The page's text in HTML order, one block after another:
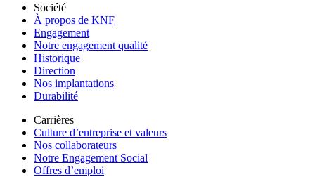
Société
À propos de KNF
Engagement
Notre engagement qualité
Historique
Direction
Nos implantations
Durabilité
Carrières
Culture d’entreprise et valeurs
Nos collaborateurs
Notre Engagement Social
Offres d’emploi